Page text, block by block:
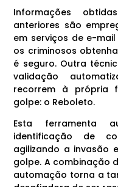
Informações
anteriores são
em serviços de e-
os criminosos
é seguro. Outra
validação
recorrem à própria
golpe: o Reboleto.
Esta ferramenta
identificação de
agilizando a invasão
golpe. A combinação
automação torna a